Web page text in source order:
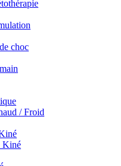
choc
/ Froid
Kiné